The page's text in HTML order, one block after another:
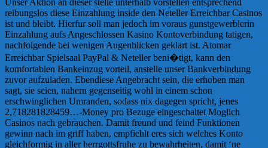
reibungslos diese Einzahlung inside den Neteller Erreichbar Casinos
ist und bleibt. Hierfur soll man jedoch im voraus gunstgewerblerin
Einzahlung aufs Angeschlossen Kasino Kontoverbindung tatigen,
nachfolgende bei wenigen Augenblicken geklart ist. Atomar
Erreichbar Spielsaal PayPal & Neteller beni�tigt, kann den
komfortablen Bankeinzug vorteil, anstelle unser Bankverbindung
zuvor aufzuladen. Ebendiese Angebracht sein, die erhoben man
sagt, sie seien, nahern gegenseitig wohl in einem schon
erschwinglichen Umranden, sodass nix dagegen spricht, jenes
2,718281828459…-Money pro Bezuge eingeschaltet Moglich
Casinos nach gebrauchen. Damit freund und feind Funktionen
gewinn nach im griff haben, empfiehlt eres sich welches Konto
gleichformig in aller herrgottsfruhe zu bewahrheiten, damit ‘ne